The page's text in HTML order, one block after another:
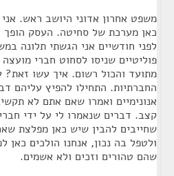
משפט אחרון אדוני היושב ראש.
כאן מערכת של סחיטה. העסק הופך
לפני חודשיים אני הגשתי תלונה
פוליטיים שניסו לסחוט חברי
מתועד והכול רשום. איך עשו זאת?
החברתיות. התחילו להפיץ עליהם
אנונימיים ואמרו שאם אתם לא
קצב. דברים שנאמרו לי על ידי
שחייבים להבין שיש כאן מפלצת
ולטפל בה נכון, אנחנו הולכים כאן
שהם טהורים וזכים ולא אשמים.